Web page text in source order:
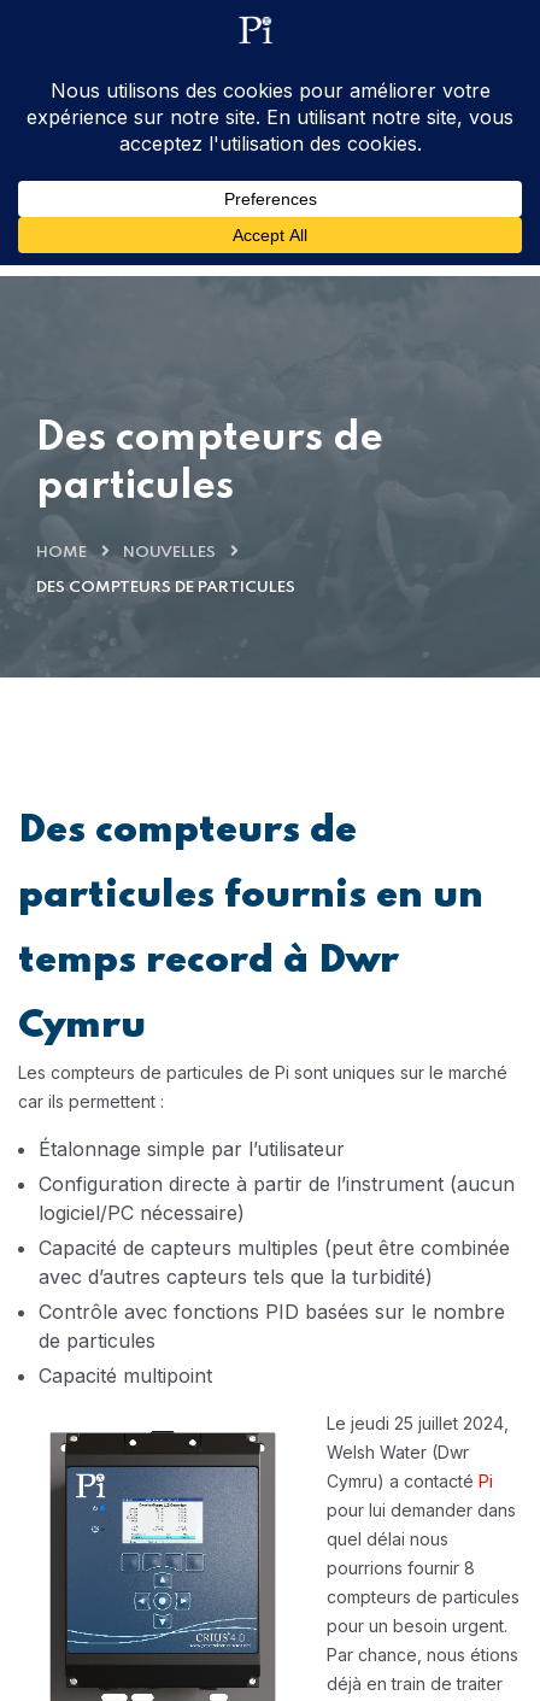
ventes@processinstruments.fr
Des compteurs de
particules
HOME NOUVELLES
DES COMPTEURS DE PARTICULES
Des compteurs de
particules fournis en un
temps record à Dwr
Cymru
Les compteurs de particules de Pi sont uniques sur le marché
car ils permettent :
Étalonnage simple par l’utilisateur
Configuration directe à partir de l’instrument (aucun
logiciel/PC nécessaire)
Capacité de capteurs multiples (peut être combinée
avec d’autres capteurs tels que la turbidité)
Contrôle avec fonctions PID basées sur le nombre
de particules
Capacité multipoint
Le jeudi 25 juillet 2024,
Welsh Water (Dwr
Cymru) a contacté Pi
pour lui demander dans
quel délai nous
pourrions fournir 8
compteurs de particules
pour un besoin urgent.
Par chance, nous étions
déjà en train de traiter